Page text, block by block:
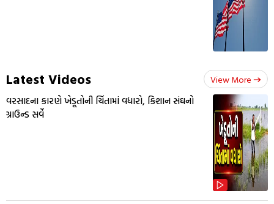
Latest Videos View More
વરસાદના કારણે ખેડૂતોની ચિંતામાં વધારો, કિશાન સંઘનો
ગ્રાઉન્ડ સર્વે